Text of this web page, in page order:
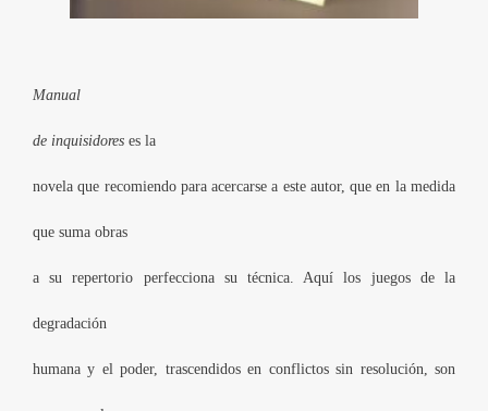
Manual
de inquisidores es la
novela que recomiendo para acercarse a este autor, que en la medida
que suma obras
a su repertorio perfecciona su técnica. Aquí los juegos de la
degradación
humana y el poder, trascendidos en conflictos sin resolución, son